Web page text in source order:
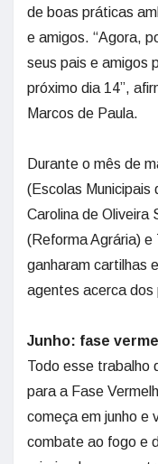
de boas práticas
e amigos. “Agora,
seus pais e amigos
próximo dia 14”,
Marcos de Paula.
Durante o mês de
(Escolas Municipais
Carolina de Oliveira
(Reforma Agrária) e
ganharam cartilhas
agentes acerca dos
Junho: fase
Todo esse trabalho
para a Fase
começa em junho e
combate ao fogo e